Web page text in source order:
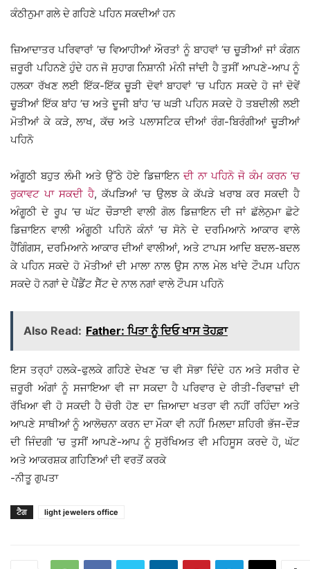
ਕੰਠੀਨੁਮਾ ਗਲੇ ਦੇ ਗਹਿਣੇ ਪਹਿਨ ਸਕਦੀਆਂ ਹਨ
ਜ਼ਿਆਦਾਤਰ ਪਰਿਵਾਰਾਂ ’ਚ ਵਿਆਹੀਆਂ ਔਰਤਾਂ ਨੂੰ ਬਾਹਵਾਂ ’ਚ ਚੂੜੀਆਂ ਜਾਂ ਕੰਗਨ
ਜ਼ਰੂਰੀ ਪਹਿਨਣੇ ਹੁੰਦੇ ਹਨ ਜੋ ਸੁਹਾਗ ਨਿਸ਼ਾਨੀ ਮੰਨੀ ਜਾਂਦੀ ਹੈ ਤੁਸੀਂ ਆਪਣੇ-ਆਪ ਨੂੰ
ਹਲਕਾ ਰੱਖਣ ਲਈ ਇੱਕ-ਇੱਕ ਚੂੜੀ ਦੋਵਾਂ ਬਾਹਵਾਂ ’ਚ ਪਹਿਨ ਸਕਦੇ ਹੋ ਜਾਂ ਦੋਵੇਂ
ਚੂੜੀਆਂ ਇੱਕ ਬਾਂਹ ’ਚ ਅਤੇ ਦੂਜੀ ਬਾਂਹ ’ਚ ਘੜੀ ਪਹਿਨ ਸਕਦੇ ਹੋ ਤਬਦੀਲੀ ਲਈ
ਮੋਤੀਆਂ ਕੇ ਕੜੇ, ਲਾਖ, ਕੱਚ ਅਤੇ ਪਲਾਸਟਿਕ ਦੀਆਂ ਰੰਗ-ਬਿਰੰਗੀਆਂ ਚੂੜੀਆਂ
ਪਹਿਨੋ
ਅੰਗੂਠੀ ਬਹੁਤ ਲੰਮੀ ਅਤੇ ਉੱਠੇ ਹੋਏ ਡਿਜ਼ਾਇਨ ਦੀ ਨਾ ਪਹਿਨੋ ਜੋ ਕੰਮ ਕਰਨ ’ਚ
ਰੁਕਾਵਟ ਪਾ ਸਕਦੀ ਹੈ, ਕੱਪੜਿਆਂ ’ਚ ਉਲਝ ਕੇ ਕੱਪੜੇ ਖਰਾਬ ਕਰ ਸਕਦੀ ਹੈ
ਅੰਗੂਠੀ ਦੇ ਰੂਪ ’ਚ ਘੱਟ ਚੌੜਾਈ ਵਾਲੀ ਗੋਲ ਡਿਜ਼ਾਇਨ ਦੀ ਜਾਂ ਛੱਲੇਨੁਮਾ ਛੋਟੇ
ਡਿਜ਼ਾਇਨ ਵਾਲੀ ਅੰਗੂਠੀ ਪਹਿਨੋ ਕੰਨਾਂ ’ਚ ਸੋਨੇ ਦੇ ਦਰਮਿਆਨੇ ਆਕਾਰ ਵਾਲੇ
ਹੈਂਗਿੰਗਸ, ਦਰਮਿਆਨੇ ਆਕਾਰ ਦੀਆਂ ਵਾਲੀਆਂ, ਅਤੇ ਟਾਪਸ ਆਦਿ ਬਦਲ-ਬਦਲ
ਕੇ ਪਹਿਨ ਸਕਦੇ ਹੋ ਮੋਤੀਆਂ ਦੀ ਮਾਲਾ ਨਾਲ ਉਸ ਨਾਲ ਮੇਲ ਖਾਂਦੇ ਟੌਪਸ ਪਹਿਨ
ਸਕਦੇ ਹੋ ਨਗਾਂ ਦੇ ਪੈਂਡੈਂਟ ਸੈੱਟ ਦੇ ਨਾਲ ਨਗਾਂ ਵਾਲੇ ਟੌਪਸ ਪਹਿਨੋ
Also Read: Father: ਪਿਤਾ ਨੂੰ ਦਿਓ ਖਾਸ ਤੋਹਫ਼ਾ
ਇਸ ਤਰ੍ਹਾਂ ਹਲਕੇ-ਫੁਲਕੇ ਗਹਿਣੇ ਦੇਖਣ ’ਚ ਵੀ ਸੋਭਾ ਦਿੰਦੇ ਹਨ ਅਤੇ ਸਰੀਰ ਦੇ
ਜ਼ਰੂਰੀ ਅੰਗਾਂ ਨੂੰ ਸਜਾਇਆ ਵੀ ਜਾ ਸਕਦਾ ਹੈ ਪਰਿਵਾਰ ਦੇ ਰੀਤੀ-ਰਿਵਾਜ਼ਾਂ ਦੀ
ਰੱਖਿਆ ਵੀ ਹੋ ਸਕਦੀ ਹੈ ਚੋਰੀ ਹੋਣ ਦਾ ਜ਼ਿਆਦਾ ਖਤਰਾ ਵੀ ਨਹੀਂ ਰਹਿੰਦਾ ਅਤੇ
ਆਪਣੇ ਸਾਥੀਆਂ ਨੂੰ ਆਲੋਚਨਾ ਕਰਨ ਦਾ ਮੌਕਾ ਵੀ ਨਹੀਂ ਮਿਲਦਾ ਸ਼ਹਿਰੀ ਭੱਜ-ਦੌੜ
ਦੀ ਜਿੰਦਗੀ ’ਚ ਤੁਸੀਂ ਆਪਣੇ-ਆਪ ਨੂੰ ਸੁਰੱਖਿਅਤ ਵੀ ਮਹਿਸੂਸ ਕਰਦੇ ਹੋ, ਘੱਟ
ਅਤੇ ਆਕਰਸ਼ਕ ਗਹਿਣਿਆਂ ਦੀ ਵਰਤੋਂ ਕਰਕੇ
-ਨੀਤੂ ਗੁਪਤਾ
ਟੈਗ light jewelers office